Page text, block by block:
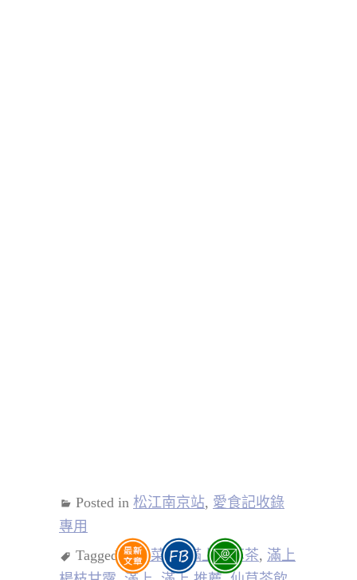
Posted in 松江南京站, 愛食記收錄
專用
Tagged 滿上菜單,滿上仙草茶, 滿上